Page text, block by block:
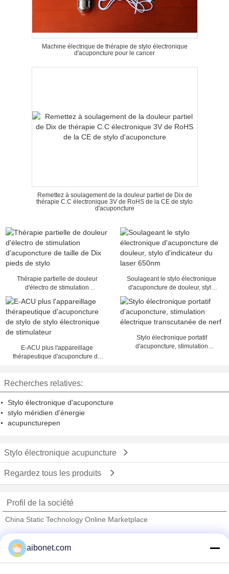
Machine électrique de thérapie de stylo électronique
d'acuponcture pour le cancer
Remettez à soulagement de la douleur partiel de Dix de
thérapie C.C électronique 3V de RoHS de la CE de stylo
d'acuponcture
Thérapie partielle de douleur
d'électro de stimulation
pieds de stylo
Soulageant le stylo électronique
d'acuponcture de douleur, stylo
E-ACU plus l'appareillage
thérapeutique d'acuponcture de
Stylo électronique portatif
d'acuponcture, stimulation
Recherches relatives:
Stylo électronique d'acuponcture
stylo méridien d'énergie
acupuncturepen
Stylo électronique acupuncture
Regardez tous les produits
Profil de la société
China Static Technology Online Marketplace
Trust Seal
aibonet.com